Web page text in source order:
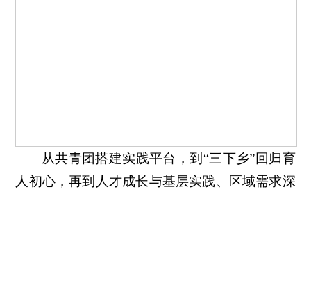
从共青团搭建实践平台，到“三下乡”回归育
人初心，再到人才成长与基层实践、区域需求深